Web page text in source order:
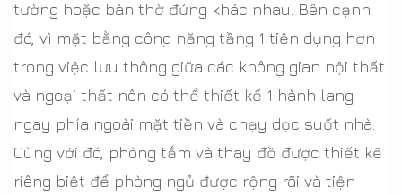
tường hoặc bàn thờ đứng khác nhau. Bên cạnh
đó, vì mặt bằng công năng tầng 1 tiện dụng hơn
trong việc lưu thông giữa các không gian nội thất
và ngoại thất nên có thể thiết kế 1 hành lang
ngay phía ngoài mặt tiền và chạy dọc suốt nhà.
Cùng với đó, phòng tắm và thay đồ được thiết kế
riêng biệt để phòng ngủ được rộng rãi và tiện